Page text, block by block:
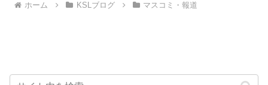
ホーム KSLブログ マスコミ・報道